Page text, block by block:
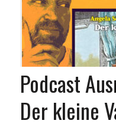
Podcast
Der kleine